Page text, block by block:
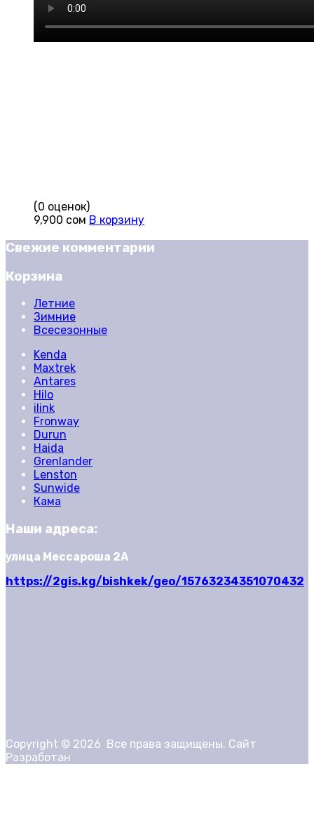
(0 оценок)
9,900 сом В корзину
Свежие комментарии
Корзина
Летние
Зимние
Всесезонные
Kenda
Maxtrek
Antares
Hilo
ilink
Fronway
Durun
Haida
Grenlander
Lenston
Sunwide
Кама
Наши адреса:
улица Мессароша 2А
https://2gis.kg/bishkek/geo/15763234351070432
Copyright © 2026 Все права защищены. Сайт
Разработан